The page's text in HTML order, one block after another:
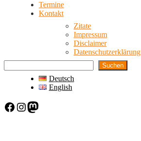
Termine
Kontakt
Zitate
Impressum
Disclaimer
Datenschutzerklärung
Suchen
Deutsch
English
Facebook Instagram Mastodon